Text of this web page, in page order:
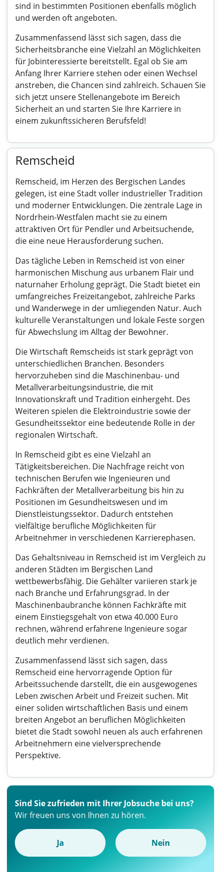
sind in bestimmten Positionen ebenfalls möglich
und werden oft angeboten.
Zusammenfassend lässt sich sagen, dass die
Sicherheitsbranche eine Vielzahl an Möglichkeiten
für Jobinteressierte bereitstellt. Egal ob Sie am
Anfang Ihrer Karriere stehen oder einen Wechsel
anstreben, die Chancen sind zahlreich. Schauen Sie
sich jetzt unsere Stellenangebote im Bereich
Sicherheit an und starten Sie Ihre Karriere in
einem zukunftssicheren Berufsfeld!
Remscheid
Remscheid, im Herzen des Bergischen Landes
gelegen, ist eine Stadt voller industrieller Tradition
und moderner Entwicklungen. Die zentrale Lage in
Nordrhein-Westfalen macht sie zu einem
attraktiven Ort für Pendler und Arbeitsuchende,
die eine neue Herausforderung suchen.
Das tägliche Leben in Remscheid ist von einer
harmonischen Mischung aus urbanem Flair und
naturnaher Erholung geprägt. Die Stadt bietet ein
umfangreiches Freizeitangebot, zahlreiche Parks
und Wanderwege in der umliegenden Natur. Auch
kulturelle Veranstaltungen und lokale Feste sorgen
für Abwechslung im Alltag der Bewohner.
Die Wirtschaft Remscheids ist stark geprägt von
unterschiedlichen Branchen. Besonders
hervorzuheben sind die Maschinenbau- und
Metallverarbeitungsindustrie, die mit
Innovationskraft und Tradition einhergeht. Des
Weiteren spielen die Elektroindustrie sowie der
Gesundheitssektor eine bedeutende Rolle in der
regionalen Wirtschaft.
In Remscheid gibt es eine Vielzahl an
Tätigkeitsbereichen. Die Nachfrage reicht von
technischen Berufen wie Ingenieuren und
Fachkräften der Metallverarbeitung bis hin zu
Positionen im Gesundheitswesen und im
Dienstleistungssektor. Dadurch entstehen
vielfältige berufliche Möglichkeiten für
Arbeitnehmer in verschiedenen Karrierephasen.
Das Gehaltsniveau in Remscheid ist im Vergleich zu
anderen Städten im Bergischen Land
wettbewerbsfähig. Die Gehälter variieren stark je
nach Branche und Erfahrungsgrad. In der
Maschinenbaubranche können Fachkräfte mit
einem Einstiegsgehalt von etwa 40.000 Euro
rechnen, während erfahrene Ingenieure sogar
deutlich mehr verdienen.
Zusammenfassend lässt sich sagen, dass
Remscheid eine hervorragende Option für
Arbeitssuchende darstellt, die ein ausgewogenes
Leben zwischen Arbeit und Freizeit suchen. Mit
einer soliden wirtschaftlichen Basis und einem
breiten Angebot an beruflichen Möglichkeiten
bietet die Stadt sowohl neuen als auch erfahrenen
Arbeitnehmern eine vielversprechende
Perspektive.
Sind Sie zufrieden mit Ihrer Jobsuche bei uns?
Wir freuen uns von Ihnen zu hören.
Ja Nein